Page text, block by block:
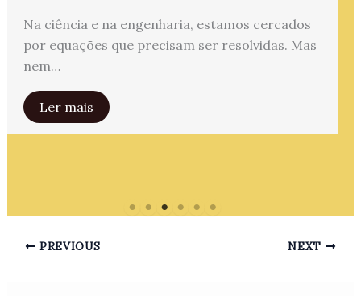
Na ciência e na engenharia, estamos cercados
por equações que precisam ser resolvidas. Mas
nem…
Ler mais
PREVIOUS NEXT